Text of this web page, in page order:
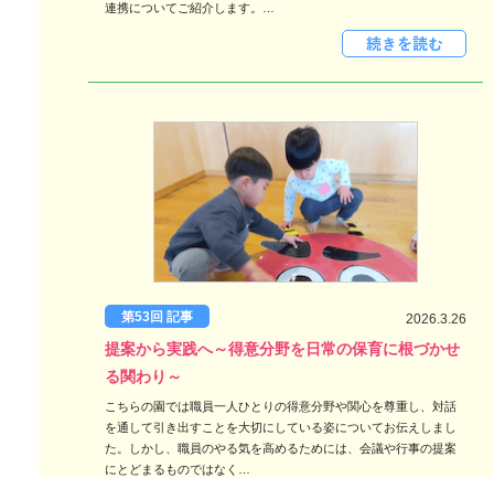
連携についてご紹介します。…
第53回 記事 2026.3.26
提案から実践へ～得意分野を日常の保育に根づかせ
る関わり～
こちらの園では職員一人ひとりの得意分野や関心を尊重し、対話
を通して引き出すことを大切にしている姿についてお伝えしまし
た。しかし、職員のやる気を高めるためには、会議や行事の提案
にとどまるものではなく…